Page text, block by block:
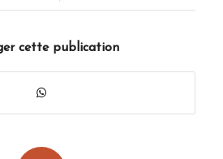
cette publication